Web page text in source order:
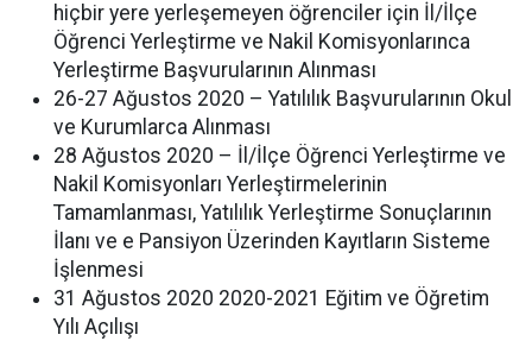
hiçbir yere yerleşemeyen öğrenciler için İl/İlçe
Öğrenci Yerleştirme ve Nakil Komisyonlarınca
Yerleştirme Başvurularının Alınması
26-27 Ağustos 2020 – Yatılılık Başvurularının Okul
ve Kurumlarca Alınması
28 Ağustos 2020 – İl/İlçe Öğrenci Yerleştirme ve
Nakil Komisyonları Yerleştirmelerinin
Tamamlanması, Yatılılık Yerleştirme Sonuçlarının
İlanı ve e Pansiyon Üzerinden Kayıtların Sisteme
İşlenmesi
31 Ağustos 2020 2020-2021 Eğitim ve Öğretim
Yılı Açılışı